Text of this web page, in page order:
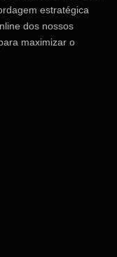
estratégica
dos nossos
maximizar o